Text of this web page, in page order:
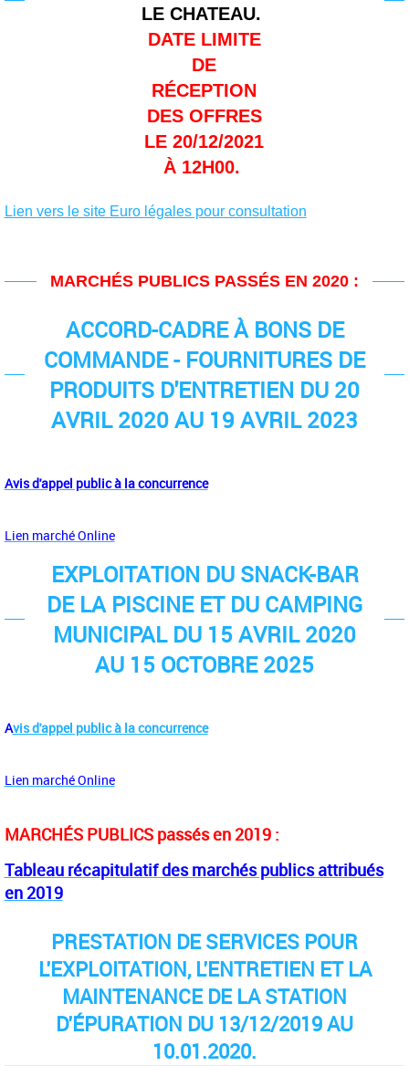
LE CHATEAU.
DATE LIMITE
DE
RÉCEPTION
DES OFFRES
LE 20/12/2021
À 12H00.
Lien vers le site Euro légales pour consultation
MARCHÉS PUBLICS PASSÉS EN 2020 :
ACCORD-CADRE À BONS DE
COMMANDE - FOURNITURES DE
PRODUITS D'ENTRETIEN DU 20
AVRIL 2020 AU 19 AVRIL 2023
Avis d'appel public à la concurrence
Lien marché Online
EXPLOITATION DU SNACK-BAR
DE LA PISCINE ET DU CAMPING
MUNICIPAL DU 15 AVRIL 2020
AU 15 OCTOBRE 2025
Avis d'appel public à la concurrence
Lien marché Online
MARCHÉS PUBLICS passés en 2019 :
Tableau récapitulatif des marchés publics attribués
en 2019
PRESTATION DE SERVICES POUR
L'EXPLOITATION, L'ENTRETIEN ET LA
MAINTENANCE DE LA STATION
D'ÉPURATION DU 13/12/2019 AU
10.01.2020.